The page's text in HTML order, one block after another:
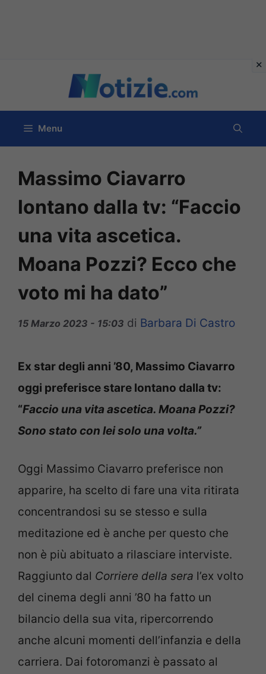
contenuto
Menu
Massimo Ciavarro
lontano dalla tv: “Faccio
una vita ascetica.
Moana Pozzi? Ecco che
voto mi ha dato”
15 Marzo 2023 - 15:03 di Barbara Di Castro
Ex star degli anni ’80, Massimo Ciavarro
oggi preferisce stare lontano dalla tv:
“Faccio una vita ascetica. Moana Pozzi?
Sono stato con lei solo una volta.”
Oggi Massimo Ciavarro preferisce non
apparire, ha scelto di fare una vita ritirata
concentrandosi su se stesso e sulla
meditazione ed è anche per questo che
non è più abituato a rilasciare interviste.
Raggiunto dal Corriere della sera l’ex volto
del cinema degli anni ’80 ha fatto un
bilancio della sua vita, ripercorrendo
anche alcuni momenti dell’infanzia e della
carriera. Dai fotoromanzi è passato al